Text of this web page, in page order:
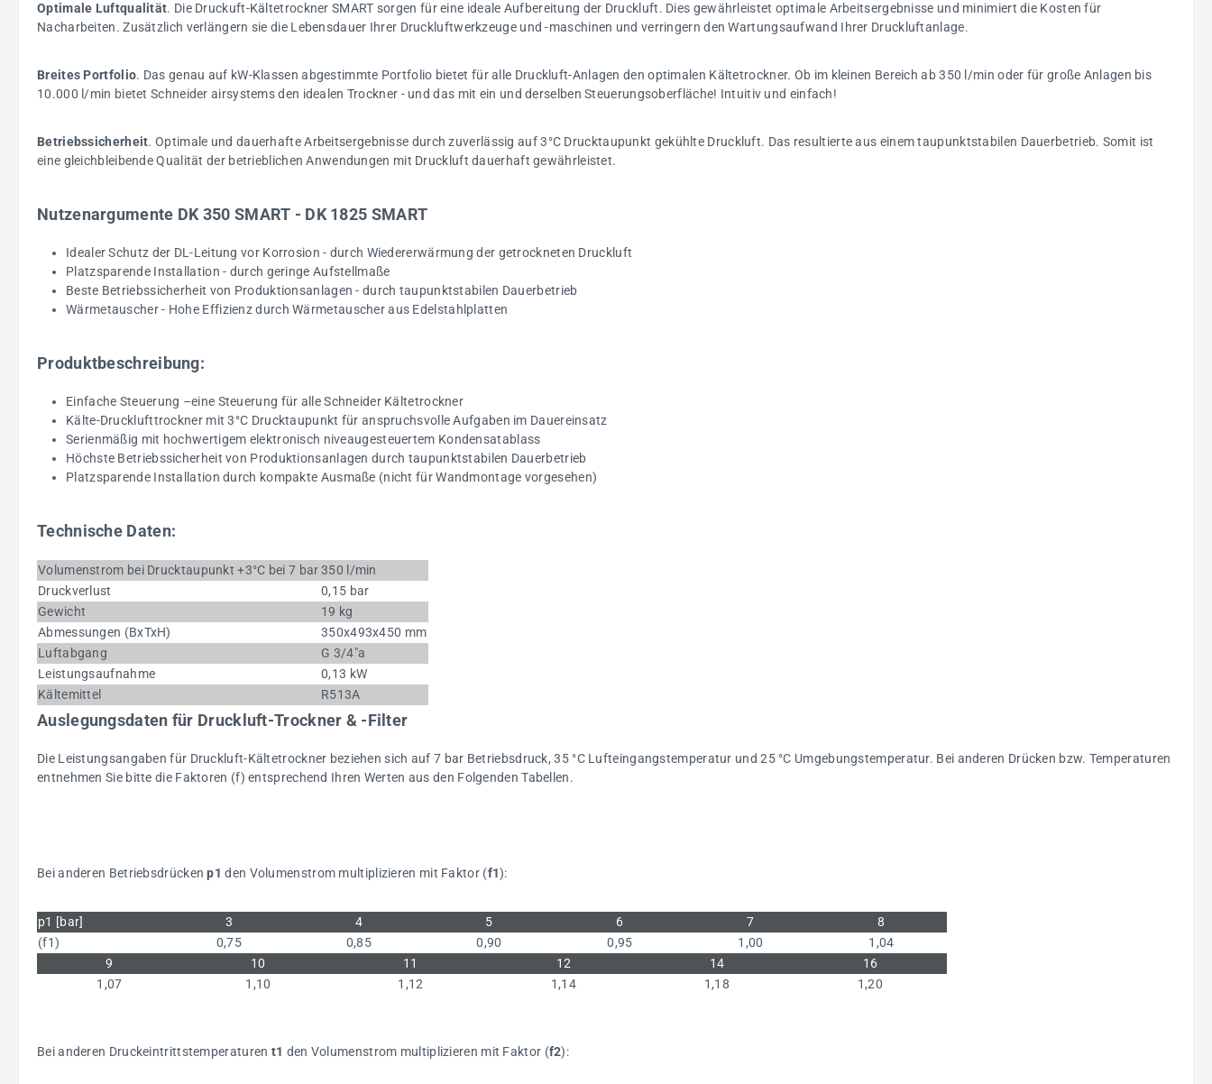
Optimale Luftqualität. Die Druckuft-Kältetrockner SMART sorgen für eine ideale Aufbereitung der Druckluft. Dies gewährleistet optimale Arbeitsergebnisse und minimiert die Kosten für
Nacharbeiten. Zusätzlich verlängern sie die Lebensdauer Ihrer Druckluftwerkzeuge und -maschinen und verringern den Wartungsaufwand Ihrer Druckluftanlage.
Breites Portfolio. Das genau auf kW-Klassen abgestimmte Portfolio bietet für alle Druckluft-Anlagen den optimalen Kältetrockner. Ob im kleinen Bereich ab 350 l/min oder für große Anlagen bis
10.000 l/min bietet Schneider airsystems den idealen Trockner - und das mit ein und derselben Steuerungsoberfläche! Intuitiv und einfach!
Betriebssicherheit. Optimale und dauerhafte Arbeitsergebnisse durch zuverlässig auf 3°C Drucktaupunkt gekühlte Druckluft. Das resultierte aus einem taupunktstabilen Dauerbetrieb. Somit ist
eine gleichbleibende Qualität der betrieblichen Anwendungen mit Druckluft dauerhaft gewährleistet.
Nutzenargumente DK 350 SMART - DK 1825 SMART
Idealer Schutz der DL-Leitung vor Korrosion - durch Wiedererwärmung der getrockneten Druckluft
Platzsparende Installation - durch geringe Aufstellmaße
Beste Betriebssicherheit von Produktionsanlagen - durch taupunktstabilen Dauerbetrieb
Wärmetauscher - Hohe Effizienz durch Wärmetauscher aus Edelstahlplatten
Produktbeschreibung:
Einfache Steuerung –eine Steuerung für alle Schneider Kältetrockner
Kälte-Drucklufttrockner mit 3°C Drucktaupunkt für anspruchsvolle Aufgaben im Dauereinsatz
Serienmäßig mit hochwertigem elektronisch niveaugesteuertem Kondensatablass
Höchste Betriebssicherheit von Produktionsanlagen durch taupunktstabilen Dauerbetrieb
Platzsparende Installation durch kompakte Ausmaße (nicht für Wandmontage vorgesehen)
Technische Daten:
Volumenstrom bei Drucktaupunkt +3°C bei 7 bar350 l/min
Druckverlust
0,15 bar
Gewicht
19 kg
Abmessungen (BxTxH)
350x493x450 mm
Luftabgang
G 3/4"a
Leistungsaufnahme
0,13 kW
Kältemittel
R513A
Auslegungsdaten für Druckluft-Trockner & -Filter
Die Leistungsangaben für Druckluft-Kältetrockner beziehen sich auf 7 bar Betriebsdruck, 35 °C Lufteingangstemperatur und 25 °C Umgebungstemperatur. Bei anderen Drücken bzw. Temperaturen
entnehmen Sie bitte die Faktoren (f) entsprechend Ihren Werten aus den Folgenden Tabellen.
Bei anderen Betriebsdrückenp1 den Volumenstrom multiplizieren mit Faktor (f1):
p1 [bar] 3 4 5 6 7
8
(f1)
0,75 0,85 0,90 0,95 1,00
1,04
9
10 11 12 14
16
1,07
1,10 1,12 1,14 1,18 1,20
Bei anderen Druckeintrittstemperaturen t1 den Volumenstrom multiplizieren mit Faktor (f2):